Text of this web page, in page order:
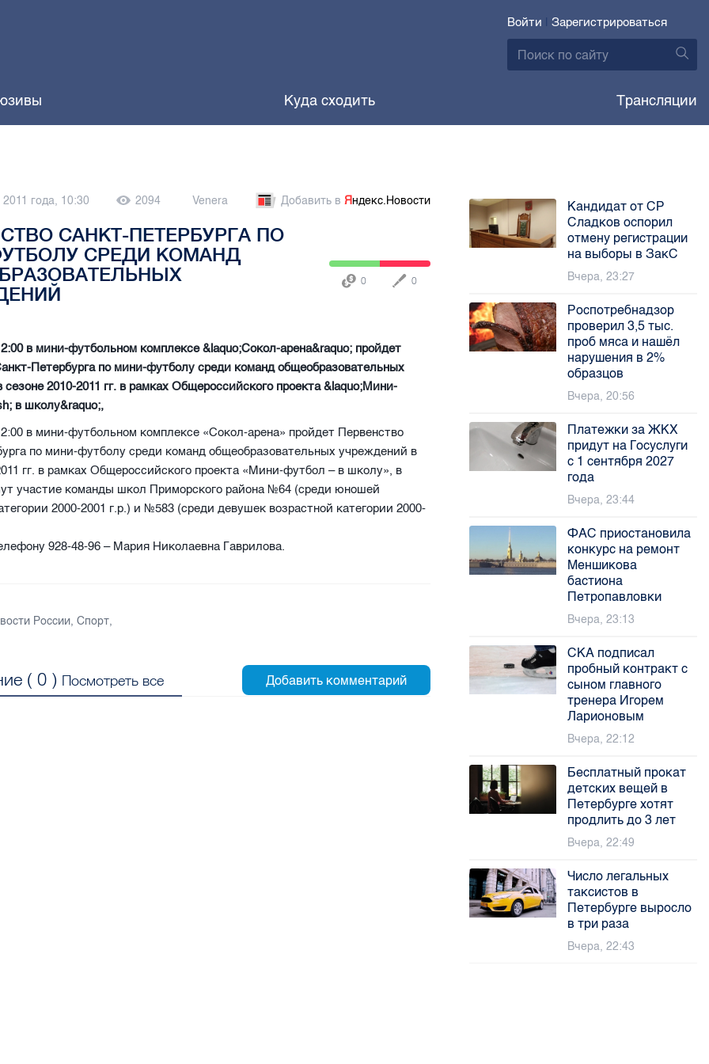
Войти | Зарегистрироваться
Куда сходить Трансляции
года, 10:30 2094 Venera Добавить в Яндекс.Новости
САНКТ-ПЕТЕРБУРГА ПО
СРЕДИ КОМАНД
0 0
в мини-футбольном комплексе &laquo;Сокол-арена&raquo; пройдет
Петербурга по мини-футболу среди команд общеобразовательных
2010-2011 гг. в рамках Общероссийского проекта &laquo;Мини-
в школу&raquo;,
в мини-футбольном комплексе «Сокол-арена» пройдет Первенство
по мини-футболу среди команд общеобразовательных учреждений в
гг. в рамках Общероссийского проекта «Мини-футбол – в школу», в
участие команды школ Приморского района №64 (среди юношей
2000-2001 г.р.) и №583 (среди девушек возрастной категории 2000-
928-48-96 – Мария Николаевна Гаврилова.
России,Спорт,
(0 ) Посмотреть все
Кандидат от СР
Сладков оспорил
отмену регистрации
на выборы в ЗакС
Вчера, 23:27
Роспотребнадзор
проверил 3,5 тыс.
проб мяса и нашёл
нарушения в 2%
образцов
Вчера, 20:56
Платежки за ЖКХ
придут на Госуслуги
с 1 сентября 2027
года
Вчера, 23:44
ФАС приостановила
конкурс на ремонт
Меншикова
бастиона
Петропавловки
Вчера, 23:13
СКА подписал
пробный контракт с
сыном главного
тренера Игорем
Ларионовым
Вчера, 22:12
Бесплатный прокат
детских вещей в
Петербурге хотят
продлить до 3 лет
Вчера, 22:49
Число легальных
таксистов в
Петербурге выросло
в три раза
Вчера, 22:43